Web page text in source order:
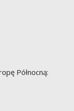
Północną: